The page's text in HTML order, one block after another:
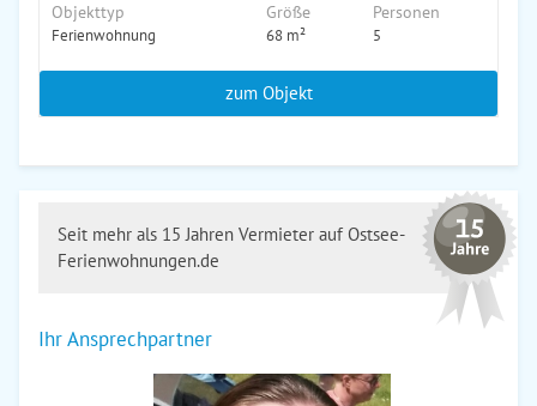
Objekttyp
Ferienwohnung
Größe
68 m²
Personen
5
zum Objekt
Seit mehr als 15 Jahren Vermieter auf Ostsee-
Ferienwohnungen.de
Ihr Ansprechpartner